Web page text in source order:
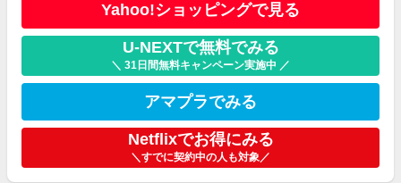
Yahoo!ショッピングで見る
U-NEXTで無料でみる
＼ 31日間無料キャンペーン実施中 ／
アマプラでみる
Netflixでお得にみる
＼すでに契約中の人も対象／